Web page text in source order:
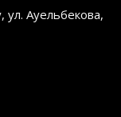
ул. Ауельбекова,